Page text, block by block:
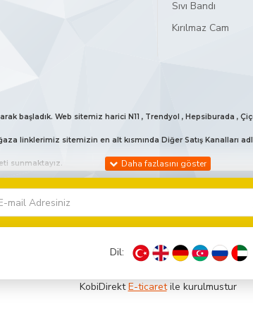
Sıvı Bandı
Kırılmaz Cam
başladık. Web sitemiz harici N11 , Trendyol , Hepsiburada ,
linklerimiz sitemizin en alt kısmında Diğer Satış Kanalları
sunmaktayız.
vermekteyiz. Bunun haricinde günün her anı bizlerle iletişime
geçebilirsiniz sizlere model bilgisi hakkında yardımcı
gönderilmektedir.
Dil:
KobiDirektE-ticaretile kurulmustur